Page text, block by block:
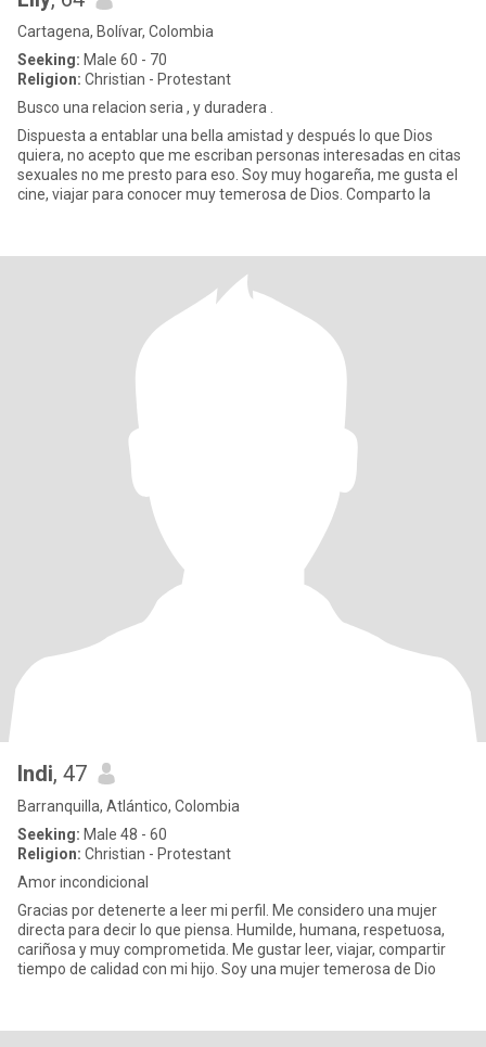
Cartagena, Bolívar, Colombia
Seeking: Male 60 - 70
Religion: Christian - Protestant
Busco una relacion seria , y duradera .
Dispuesta a entablar una bella amistad y después lo que Dios
quiera, no acepto que me escriban personas interesadas en citas
sexuales no me presto para eso. Soy muy hogareña, me gusta el
cine, viajar para conocer muy temerosa de Dios. Comparto la
Indi, 47
Barranquilla, Atlántico, Colombia
Seeking: Male 48 - 60
Religion: Christian - Protestant
Amor incondicional
Gracias por detenerte a leer mi perfil. Me considero una mujer
directa para decir lo que piensa. Humilde, humana, respetuosa,
cariñosa y muy comprometida. Me gustar leer, viajar, compartir
tiempo de calidad con mi hijo. Soy una mujer temerosa de Dio